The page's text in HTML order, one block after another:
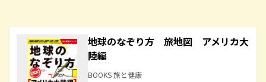
地球のなぞり方 旅地図 アメリカ大
陸編
BOOKS 旅と健康